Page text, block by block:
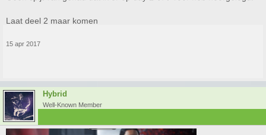
Laat deel 2 maar komen
15 apr 2017
Hybrid
Well-Known Member